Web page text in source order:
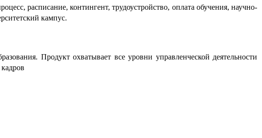
расписание, контингент, трудоустройство, оплата обучения, научно-
кампус.
Продукт охватывает все уровни управленческой деятельности